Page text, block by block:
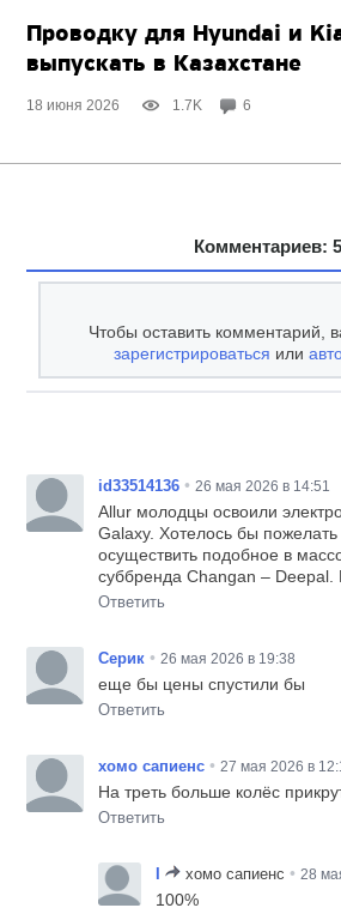
Проводку для Hyundai и
выпускать в Казахстане
18 июня 2026 1.7K 6
Комментариев: 5
Чтобы оставить комментарий,
зарегистрироваться или
id33514136 • 26 мая 2026 в 14:51
Allur молодцы освоили
Galaxy. Хотелось бы
осуществить подобное в
суббренда Changan –
Ответить
Серик • 26 мая 2026 в 19:38
еще бы цены спустили бы
Ответить
хомо сапиенс • 27 мая 2026 в
На треть больше колёс
Ответить
I хомо сапиенс • 28
100%